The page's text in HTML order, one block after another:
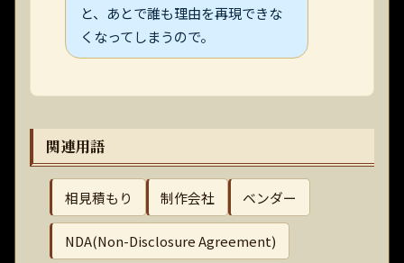
と、あとで誰も理由を再現できな
くなってしまうので。
関連用語
相見積もり 制作会社 ベンダー
NDA(Non-Disclosure Agreement)